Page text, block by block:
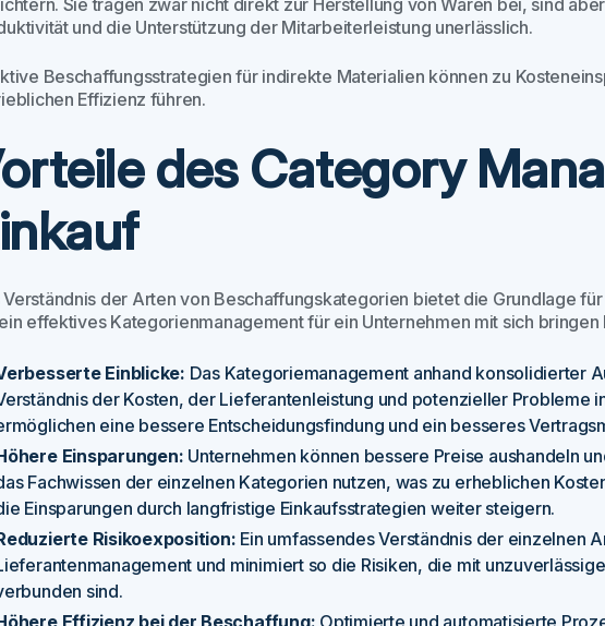
Sie tragen zwar nicht direkt zur Herstellung von Waren bei, sind
und die Unterstützung der Mitarbeiterleistung unerlässlich.
Beschaffungsstrategien für indirekte Materialien können zu
Effizienz führen.
des Category
Verständnis der Arten von Beschaffungskategorien bietet die Grundlage
effektives Kategorienmanagement für ein Unternehmen mit sich bringen
Einblicke: Das Kategoriemanagement anhand konsolidierter
der Kosten, der Lieferantenleistung und potenzieller Probleme
eine bessere Entscheidungsfindung und ein besseres
Einsparungen: Unternehmen können bessere Preise aushandeln
Fachwissen der einzelnen Kategorien nutzen, was zu erheblichen
Einsparungen durch langfristige Einkaufsstrategien weiter steigern.
Risikoexposition: Ein umfassendes Verständnis der einzelnen
und minimiert so die Risiken, die mit
sind.
Effizienz bei der Beschaffung: Optimierte und automatisierte